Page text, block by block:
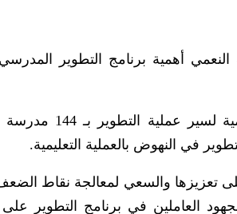
النعمي أهمية برنامج التطوير
وأشار النعمي خلال حضوره
في النهوض بالعملية التعليمية.
والسعي لمعالجة نقاط الضعف
العاملين في برنامج التطوير